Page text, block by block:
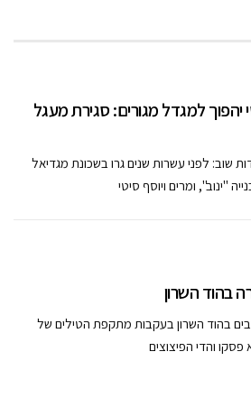
יהפוך למגדל מגורים: סגירת מעגל
שוב: לפני עשרות שנים גרו בשכונת מגדיאל
"ינוב", ומרים ויוסף סיטי
בהוד השרון
בהוד השרון בעקבות מתקפת הטילים של
והדי הפיצוצים